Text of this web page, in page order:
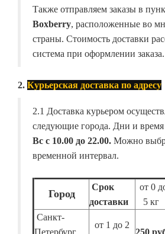
Также отправляем заказы в
Boxberry, расположенные во
страны. Стоимость доставки
система при оформлении заказа.
2. Курьерская доставка по адресу
2.1 Доставка курьером
следующие города. Дни и время
Вс с 10.00 до 22.00. Можно
временной интервал.
Город
Срок
доставки
от 0
5 кг
Санкт-
Петербург
от 1 до 2
250